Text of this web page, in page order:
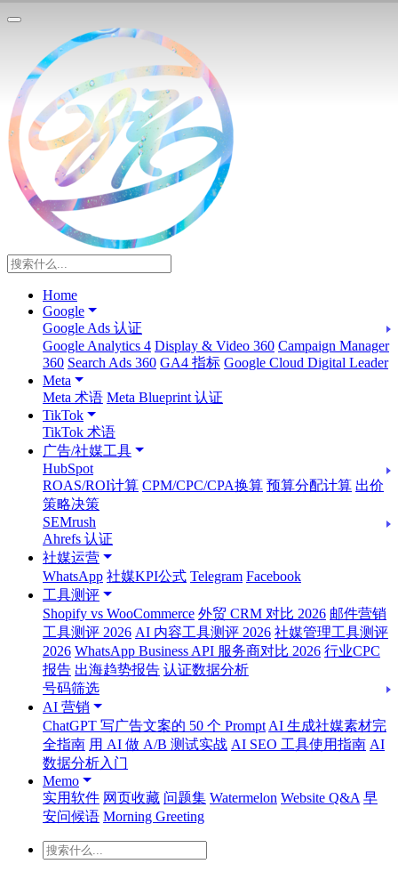
Home
Google
Google Ads 认证
Google Analytics 4 Display & Video 360 Campaign Manager
360 Search Ads 360 GA4 指标 Google Cloud Digital Leader
Meta
Meta 术语 Meta Blueprint 认证
TikTok
TikTok 术语
广告/社媒工具
HubSpot
ROAS/ROI计算 CPM/CPC/CPA换算 预算分配计算 出价
策略决策
SEMrush
Ahrefs 认证
社媒运营
WhatsApp 社媒KPI公式 Telegram Facebook
工具测评
Shopify vs WooCommerce 外贸 CRM 对比 2026 邮件营销
工具测评 2026 AI 内容工具测评 2026 社媒管理工具测评
2026 WhatsApp Business API 服务商对比 2026 行业CPC
报告 出海趋势报告 认证数据分析
号码筛选
AI 营销
ChatGPT 写广告文案的 50 个 Prompt AI 生成社媒素材完
全指南 用 AI 做 A/B 测试实战 AI SEO 工具使用指南 AI
数据分析入门
Memo
实用软件 网页收藏 问题集 Watermelon Website Q&A 早
安问候语 Morning Greeting